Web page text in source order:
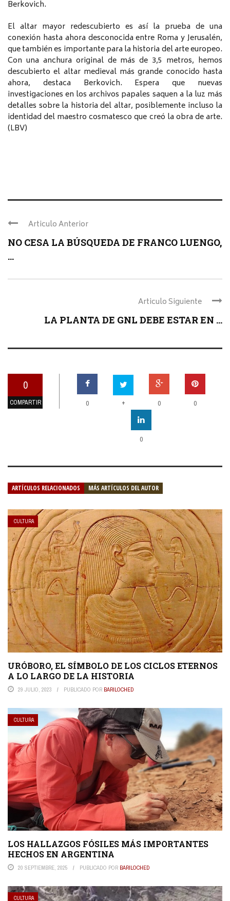
Berkovich.
El altar mayor redescubierto es así la prueba de una
conexión hasta ahora desconocida entre Roma y Jerusalén,
que también es importante para la historia del arte europeo.
Con una anchura original de más de 3,5 metros, hemos
descubierto el altar medieval más grande conocido hasta
ahora, destaca Berkovich. Espera que nuevas
investigaciones en los archivos papales saquen a la luz más
detalles sobre la historia del altar, posiblemente incluso la
identidad del maestro cosmatesco que creó la obra de arte.
(LBV)
Articulo Anterior
NO CESA LA BÚSQUEDA DE FRANCO LUENGO,
...
Articulo Siguiente
LA PLANTA DE GNL DEBE ESTAR EN ...
0
COMPARTIR 0 + 0 0
0
ARTÍCULOS RELACIONADOS MÁS ARTÍCULOS DEL AUTOR
CULTURA
URÓBORO, EL SÍMBOLO DE LOS CICLOS ETERNOS
A LO LARGO DE LA HISTORIA
29 JULIO, 2023 PUBLICADO POR BARILOCHED
CULTURA
LOS HALLAZGOS FÓSILES MÁS IMPORTANTES
HECHOS EN ARGENTINA
20 SEPTIEMBRE, 2025 PUBLICADO POR BARILOCHED
CULTURA